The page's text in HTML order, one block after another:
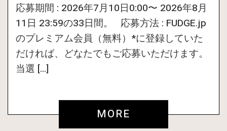
応募期間 : 2026年7月10日0:00〜 2026年8月
11日 23:59の33日間。 応募方法 : FUDGE.jp
のプレミアム会員（無料）*に登録していた
だければ、どなたでもご応募いただけます。
当選 […]
MORE